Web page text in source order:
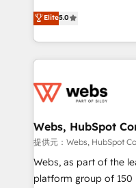
Execution • 750+
implementations •
BBD Boom is the
to HubSpot Better.
solve all your
adoption, sales
the first time 🔧
and build using
with other systems 🎓
HubSpot pros 📊
HubSpot Why us? - SIX HubSpot Accreditations -
Elite5.0
Webs, HubSpot
提供元：Webs, HubSpot
Webs, as part of the
platform group of 150 Fte, is the